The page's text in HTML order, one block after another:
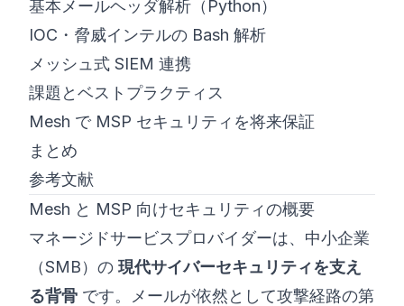
基本メールヘッダ解析（Python）
IOC・脅威インテルの Bash 解析
メッシュ式 SIEM 連携
課題とベストプラクティス
Mesh で MSP セキュリティを将来保証
まとめ
参考文献
Mesh と MSP 向けセキュリティの概要
マネージドサービスプロバイダーは、中小企業
（SMB）の 現代サイバーセキュリティを支え
る背骨 です。メールが依然として攻撃経路の第